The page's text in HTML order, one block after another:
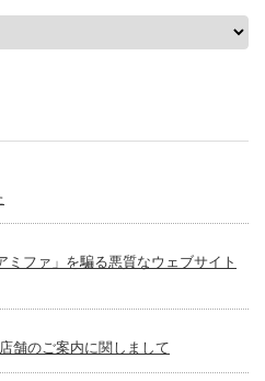
ミファ」を騙る悪質なウェブサイト
舗のご案内に関しまして